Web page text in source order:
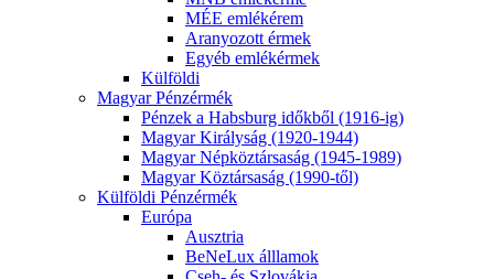
MÉE emlékérem
Aranyozott érmek
Egyéb emlékérmek
Külföldi
Magyar Pénzérmék
Pénzek a Habsburg időkből (1916-ig)
Magyar Királyság (1920-1944)
Magyar Népköztársaság (1945-1989)
Magyar Köztársaság (1990-től)
Külföldi Pénzérmék
Európa
Ausztria
BeNeLux álllamok